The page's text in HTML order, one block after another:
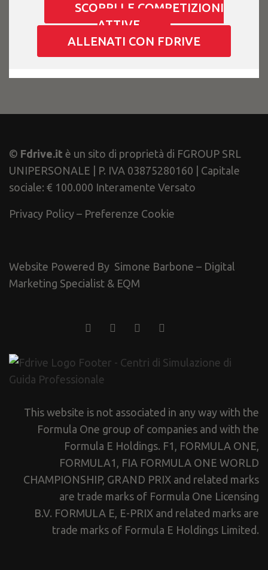
SCOPRI LE COMPETIZIONI
ATTIVE
ALLENATI CON FDRIVE
© Fdrive.it è un sito di proprietà di FGROUP SRL
UNIPERSONALE | P. IVA 03875280160 | Capitale
sociale: € 100.000 Interamente Versato
Privacy Policy – Preferenze Cookie
Website Powered By Simone Barbone – Digital
Marketing Specialist & EQM
This website is not associated in any way with the
Formula One group of companies and with the
Formula E Holdings. F1, FORMULA ONE,
FORMULA1, FIA FORMULA ONE WORLD
CHAMPIONSHIP, GRAND PRIX and related marks
are trade marks of Formula One Licensing
B.V. FORMULA E, E-PRIX and related marks are
trade marks of Formula E Holdings Limited.